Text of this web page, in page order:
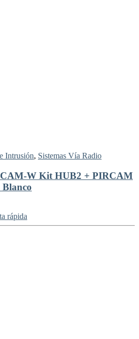
Intrusión, Sistemas Vía Radio
W Kit HUB2 + PIRCAM
rápida